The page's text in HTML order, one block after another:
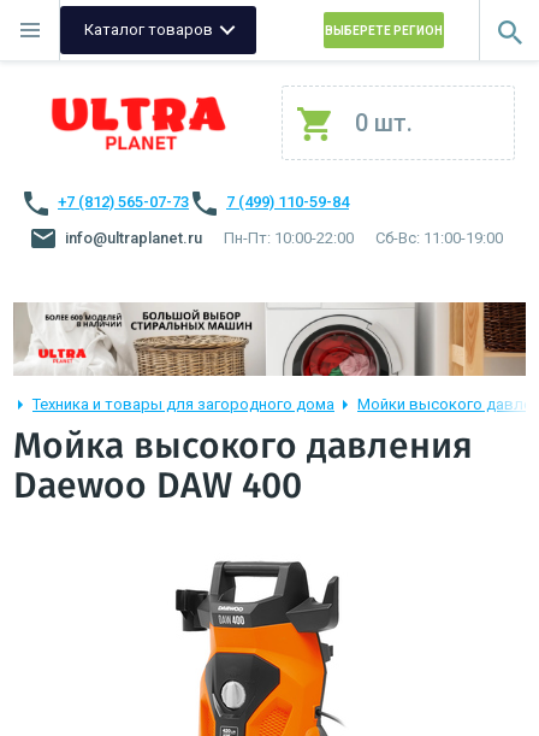
Каталог товаров ВЫБЕРЕТЕ РЕГИОН
0 шт.
+7 (812) 565-07-73
7 (499) 110-59-84
info@ultraplanet.ru
Пн-Пт: 10:00-22:00 Сб-Вс: 11:00-19:00
Техника и товары для загородного дома Мойки высокого
Мойка высокого давления
Daewoo DAW 400